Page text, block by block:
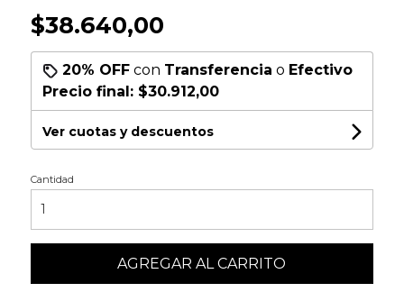
$38.640,00
20% OFFcon Transferencia o Efectivo
Precio final: $30.912,00
Ver cuotas y descuentos
Cantidad
AGREGAR AL CARRITO